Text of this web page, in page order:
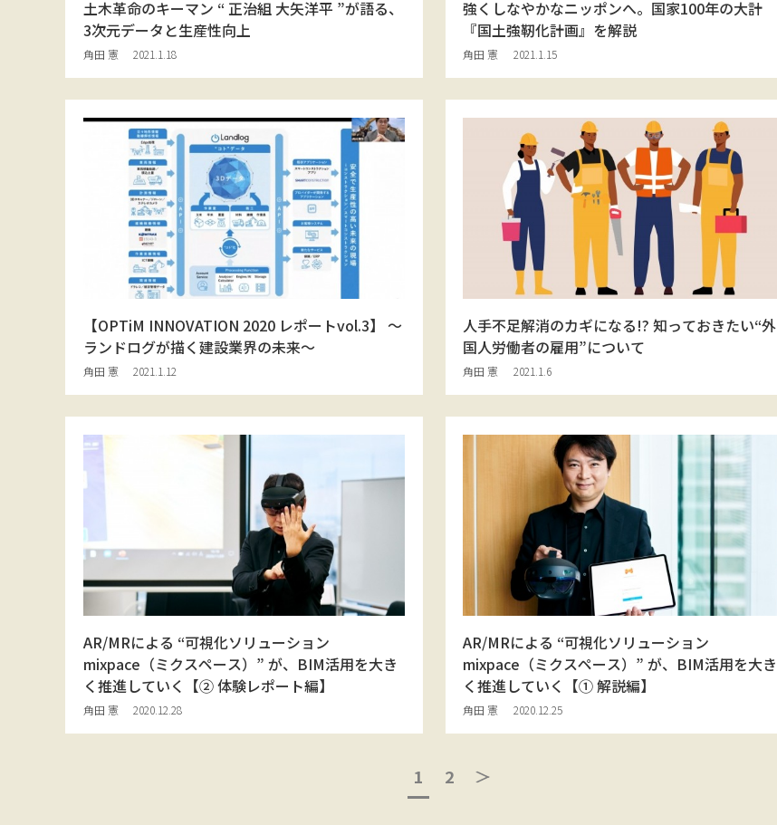
土木革命のキーマン “ 正治組 大矢洋平 ”が語る、
3次元データと生産性向上
角田 憲 2021.1.18
強くしなやかなニッポンへ。国家100年の大計
『国土強靭化計画』を解説
角田 憲 2021.1.15
【OPTiM INNOVATION 2020 レポートvol.3】 〜
ランドログが描く建設業界の未来〜
角田 憲 2021.1.12
人手不足解消のカギになる!? 知っておきたい“外
国人労働者の雇用”について
角田 憲 2021.1.6
AR/MRによる “可視化ソリューション
mixpace（ミクスペース）” が、BIM活用を大き
く推進していく【② 体験レポート編】
角田 憲 2020.12.28
AR/MRによる “可視化ソリューション
mixpace（ミクスペース）” が、BIM活用を大き
く推進していく【① 解説編】
角田 憲 2020.12.25
1 2